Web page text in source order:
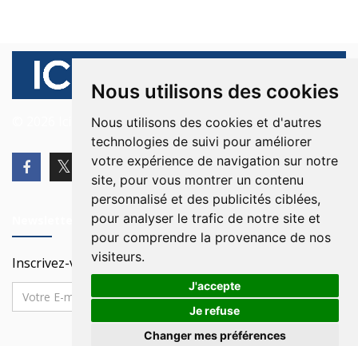
Nous utilisons des cookies
Nous utilisons des cookies et d'autres
technologies de suivi pour améliorer
votre expérience de navigation sur notre
site, pour vous montrer un contenu
personnalisé et des publicités ciblées,
pour analyser le trafic de notre site et
pour comprendre la provenance de nos
visiteurs.
J'accepte
Je refuse
Changer mes préférences
© 2026 Ici Beyrouth. Tous les droits sont réservés.
Inscrivez-vous à notre Newsletter